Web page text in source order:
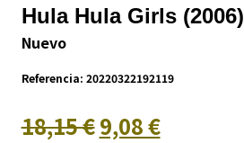
Hula Hula Girls (2006)
Nuevo
Referencia: 20220322192119
18,15 €9,08 €